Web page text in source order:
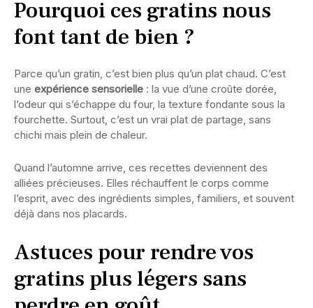
Pourquoi ces gratins nous
font tant de bien ?
Parce qu’un gratin, c’est bien plus qu’un plat chaud. C’est
une expérience sensorielle : la vue d’une croûte dorée,
l’odeur qui s’échappe du four, la texture fondante sous la
fourchette. Surtout, c’est un vrai plat de partage, sans
chichi mais plein de chaleur.
Quand l’automne arrive, ces recettes deviennent des
alliées précieuses. Elles réchauffent le corps comme
l’esprit, avec des ingrédients simples, familiers, et souvent
déjà dans nos placards.
Astuces pour rendre vos
gratins plus légers sans